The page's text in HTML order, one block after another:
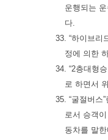
운행되는
다.
33. “하이브리
정에 의한
34. “2층대형
로 하면서
35. “굴절버스
로서 승객
동차를 말